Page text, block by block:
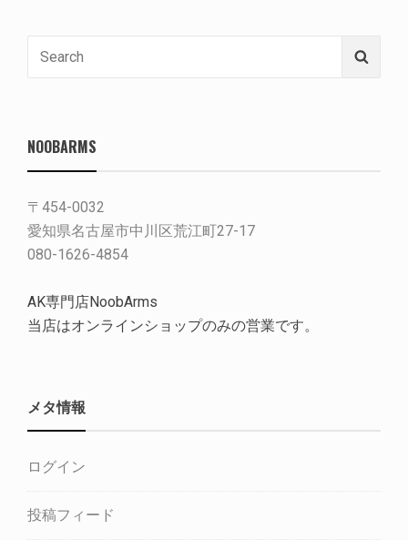
NOOBARMS
〒454-0032
愛知県名古屋市中川区荒江町27-17
080-1626-4854
AK専門店NoobArms
当店はオンラインショップのみの営業です。
メタ情報
ログイン
投稿フィード